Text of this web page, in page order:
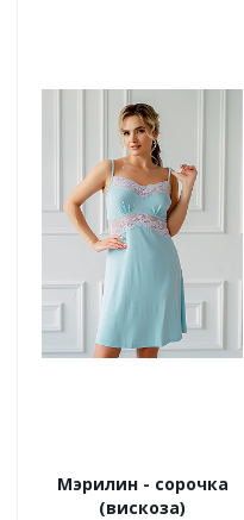
Мэрилин - сорочка
(вискоза)